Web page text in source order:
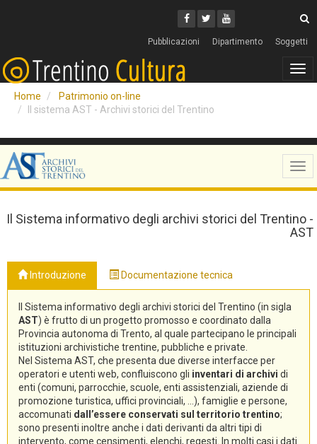
Facebook
Twitter
Youtube
Pubblicazioni Dipartimento Soggetti
Home
Patrimonio on-line
Il sistema AST - Archivi storici del Trentino
Il Sistema informativo degli archivi storici del Trentino -
AST
Introduzione Documentazione tecnica
Il Sistema informativo degli archivi storici del Trentino (in sigla
AST) è frutto di un progetto promosso e coordinato dalla
Provincia autonoma di Trento, al quale partecipano le principali
istituzioni archivistiche trentine, pubbliche e private.
Nel Sistema AST, che presenta due diverse interfacce per
operatori e utenti web, confluiscono gli inventari di archivi di
enti (comuni, parrocchie, scuole, enti assistenziali, aziende di
promozione turistica, uffici provinciali, ...), famiglie e persone,
accomunati dall’essere conservati sul territorio trentino;
sono presenti inoltre anche i dati derivanti da altri tipi di
intervento, come censimenti, elenchi, regesti. In molti casi i dati